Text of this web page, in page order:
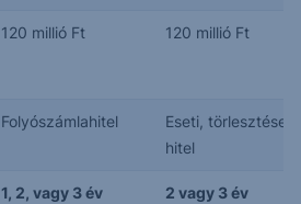
120 millió Ft 120 millió Ft
Folyószámlahitel
Eseti, törlesztéses
hitel
1, 2, vagy 3 év 2 vagy 3 év